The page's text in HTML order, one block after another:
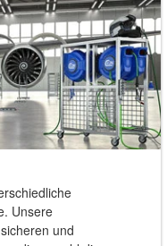
Unsere
und